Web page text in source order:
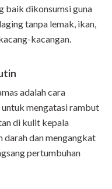
baik dikonsumsi guna
tanpa lemak, ikan,
kacangan.
adalah cara
mengatasi rambut
di kulit kepala
dan mengangkat
pertumbuhan